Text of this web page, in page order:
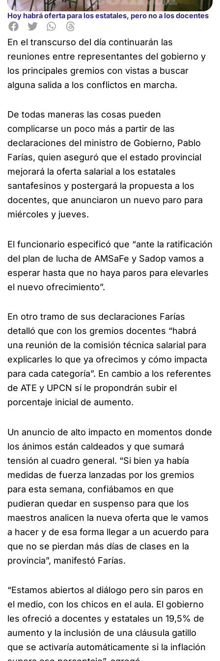
Hoy habrá oferta para los estatales, pero no a los docentes
En el transcurso del día continuarán las
reuniones entre representantes del gobierno y
los principales gremios con vistas a buscar
alguna salida a los conflictos en marcha.
De todas maneras las cosas pueden
complicarse un poco más a partir de las
declaraciones del ministro de Gobierno, Pablo
Farías, quien aseguró que el estado provincial
mejorará la oferta salarial a los estatales
santafesinos y postergará la propuesta a los
docentes, que anunciaron un nuevo paro para
miércoles y jueves.
El funcionario especificó que “ante la ratificación
del plan de lucha de AMSaFe y Sadop vamos a
esperar hasta que no haya paros para elevarles
el nuevo ofrecimiento”.
En otro tramo de sus declaraciones Farías
detalló que con los gremios docentes “habrá
una reunión de la comisión técnica salarial para
explicarles lo que ya ofrecimos y cómo impacta
para cada categoría”. En cambio a los referentes
de ATE y UPCN sí le propondrán subir el
porcentaje inicial de aumento.
Un anuncio de alto impacto en momentos donde
los ánimos están caldeados y que sumará
tensión al cuadro general. “Si bien ya había
medidas de fuerza lanzadas por los gremios
para esta semana, confiábamos en que
pudieran quedar en suspenso para que los
maestros analicen la nueva oferta que le vamos
a hacer y de esa forma llegar a un acuerdo para
que no se pierdan más días de clases en la
provincia”, manifestó Farías.
“Estamos abiertos al diálogo pero sin paros en
el medio, con los chicos en el aula. El gobierno
les ofreció a docentes y estatales un 19,5% de
aumento y la inclusión de una cláusula gatillo
que se activaría automáticamente si la inflación